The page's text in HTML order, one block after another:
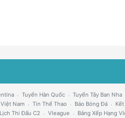
Tuyển Hàn Quốc Tuyển Tây Ban Nha
Nam Tin Thể Thao Báo Bóng Đá
Lịch Thi Đấu C2 Vleague Bảng Xếp Hạng